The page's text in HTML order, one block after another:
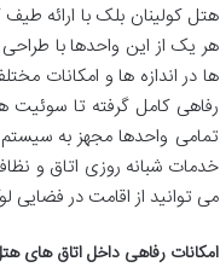
هتل کولینان بلک با ارائه
هر یک از این واحدها با
ها در اندازه ها و امکانات
رفاهی کامل گرفته تا سوئیت
تمامی واحدها مجهز به
خدمات شبانه روزی اتاق و
می توانید از اقامت در فضایی
امکانات رفاهی داخل اتاق های